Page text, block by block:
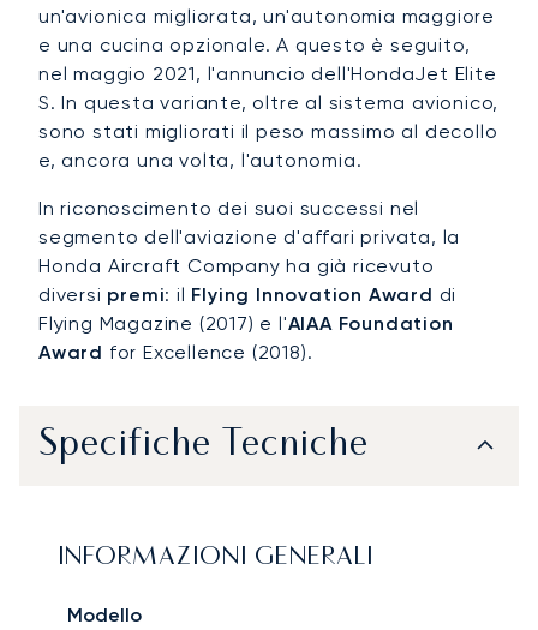
un'avionica migliorata, un'autonomia maggiore
e una cucina opzionale. A questo è seguito,
nel maggio 2021, l'annuncio dell'HondaJet Elite
S. In questa variante, oltre al sistema avionico,
sono stati migliorati il peso massimo al decollo
e, ancora una volta, l'autonomia.
In riconoscimento dei suoi successi nel
segmento dell'aviazione d'affari privata, la
Honda Aircraft Company ha già ricevuto
diversi premi: il Flying Innovation Award di
Flying Magazine (2017) e l'AIAA Foundation
Award for Excellence (2018).
Specifiche Tecniche
INFORMAZIONI GENERALI
Modello